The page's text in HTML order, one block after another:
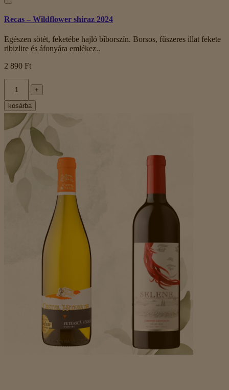
Recas – Wildflower shiraz 2024
Egészen sötét, feketébe hajló bíborszín. Borsos, fűszeres illat fekete
ribizlire és áfonyára emlékez..
2 890 Ft
+
kosárba